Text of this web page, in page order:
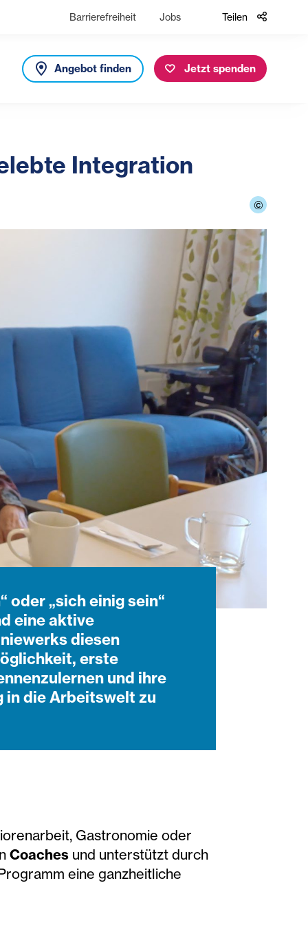
Barrierefreiheit Jobs Teilen
Angebot finden Jetzt spenden
Integration
©
oder „sich einig sein“
eine aktive
diesen
erste
und ihre
in die Arbeitswelt zu
Gastronomie oder
Coaches und unterstützt durch
eine ganzheitliche